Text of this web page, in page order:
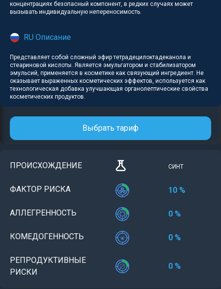
концентрациях безопасный компонент, в редких случаях может
вызывать индивидуальную непереносимость.
RU Описание
Представляет собой сложный эфир тетрадецилоктадеканола и
стеариновой кислоты. Является эмульгатором и стабилизатором
эмульсий, применяется в косметике как связующий ингредиент. Не
оказывает выраженных косметических эффектов, используется как
технологическая добавка улучшающая органолептические свойства
косметических продуктов.
Выбрать тариф
ПРОИСХОЖДЕНИЕ СИНТ
ФАКТОР РИСКА 10 %
АЛЛЕГРЕННОСТЬ 0 %
КОМЕДОГЕННОСТЬ 0 %
РЕПРОДУКТИВНЫЕ
РИСКИ
0 %